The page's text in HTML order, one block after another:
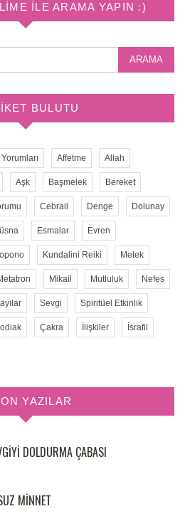
ILE ARAMA YAPIN :)
BULUTU
Affetme Allah
Aşk Başmelek Bereket
Cebrail Denge Dolunay
Esmalar Evren
Kundalini Reiki Melek
Mikail Mutluluk Nefes
Sevgi Spiritüel Etkinlik
Çakra İlişkiler İsrafil
YAZILAR
DOLDURMA ÇABASI
MINNET